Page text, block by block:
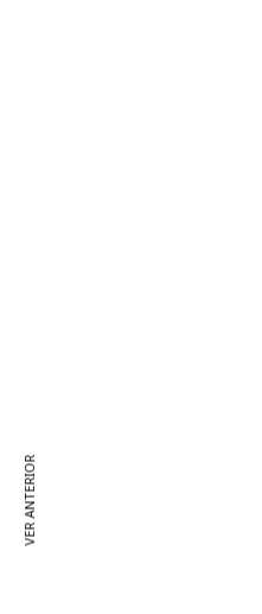
VER ANTERIOR